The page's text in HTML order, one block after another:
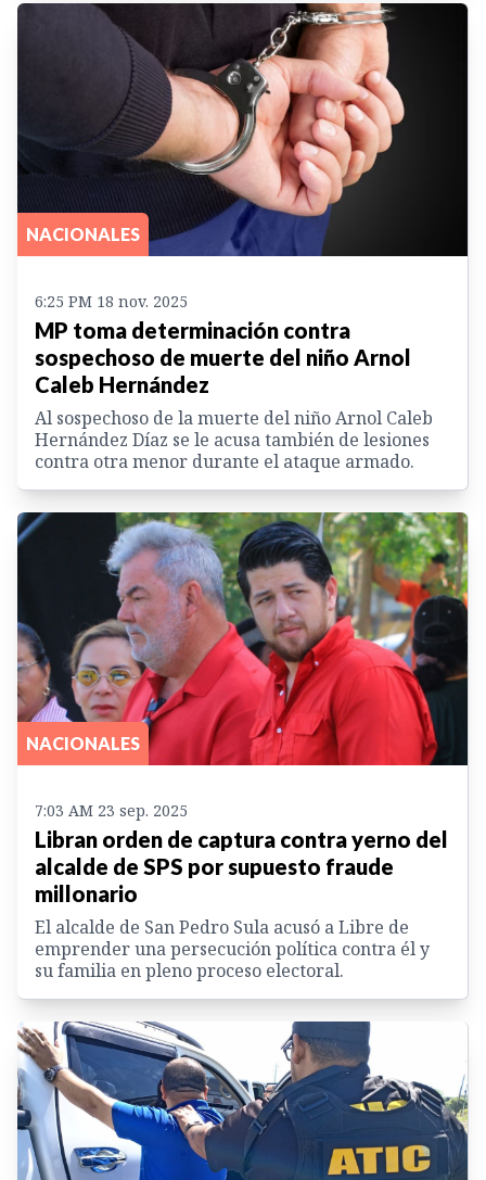
NACIONALES
6:25 PM 18 nov. 2025
MP toma determinación contra
sospechoso de muerte del niño Arnol
Caleb Hernández
Al sospechoso de la muerte del niño Arnol Caleb
Hernández Díaz se le acusa también de lesiones
contra otra menor durante el ataque armado.
NACIONALES
7:03 AM 23 sep. 2025
Libran orden de captura contra yerno del
alcalde de SPS por supuesto fraude
millonario
El alcalde de San Pedro Sula acusó a Libre de
emprender una persecución política contra él y
su familia en pleno proceso electoral.